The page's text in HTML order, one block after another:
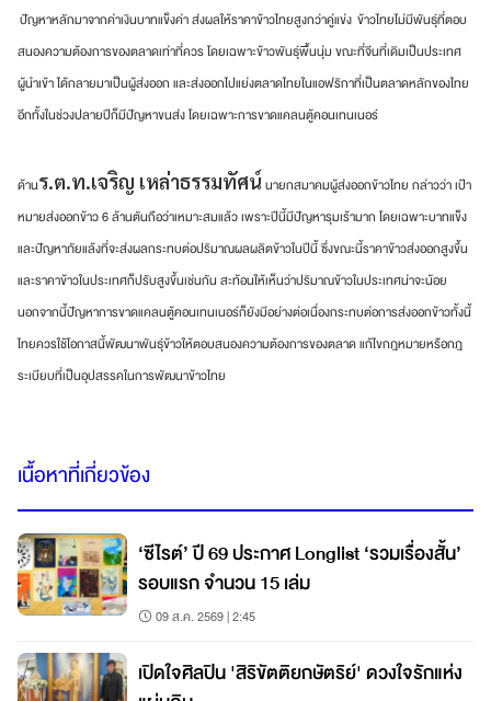
ปัญหาหลักมาจากค่าเงินบาทแข็งค่า ส่งผลให้ราคาข้าวไทยสูงกว่าคู่แข่ง ข้าวไทยไม่มีพันธุ์ที่ตอบ
สนองความต้องการของตลาดเท่าที่ควร โดยเฉพาะข้าวพันธุ์พื้นนุ่ม ขณะที่จีนที่เดิมเป็นประเทศ
ผู้นำเข้า ได้กลายมาเป็นผู้ส่งออก และส่งออกไปแย่งตลาดไทยในแอฟริกาที่เป็นตลาดหลักของไทย
อีกทั้งในช่วงปลายปีก็มีปัญหาขนส่ง โดยเฉพาะการขาดแคลนตู้คอนเทนเนอร์
ด้านร.ต.ท.เจริญ เหล่าธรรมทัศน์ นายกสมาคมผู้ส่งออกข้าวไทย กล่าวว่า เป้า
หมายส่งออกข้าว 6 ล้านตันถือว่าเหมาะสมแล้ว เพราะปีนี้มีปัญหารุมเร้ามาก โดยเฉพาะบาทแข็ง
และปัญหาภัยแล้งที่จะส่งผลกระทบต่อปริมาณผลผลิตข้าวในปีนี้ ซึ่งขณะนี้ราคาข้าวส่งออกสูงขึ้น
และราคาข้าวในประเทศก็ปรับสูงขึ้นเช่นกัน สะท้อนให้เห็นว่าปริมาณข้าวในประเทศน่าจะน้อย
นอกจากนี้ปัญหาการขาดแคลนตู้คอนเทนเนอร์ก็ยังมีอย่างต่อเนื่องกระทบต่อการส่งออกข้าวทั้งนี้
ไทยควรใช้โอกาสนี้พัฒนาพันธุ์ข้าวให้ตอบสนองความต้องการของตลาด แก้ไขกฎหมายหรือกฎ
ระเบียบที่เป็นอุปสรรคในการพัฒนาข้าวไทย
เนื้อหาที่เกี่ยวข้อง
‘ซีไรต์’ ปี 69 ประกาศ Longlist ‘รวมเรื่องสั้น’
รอบแรก จำนวน 15 เล่ม
09 ส.ค. 2569 | 2:45
เปิดใจศิลปิน 'สิริขัตติยกษัตริย์' ดวงใจรักแห่ง